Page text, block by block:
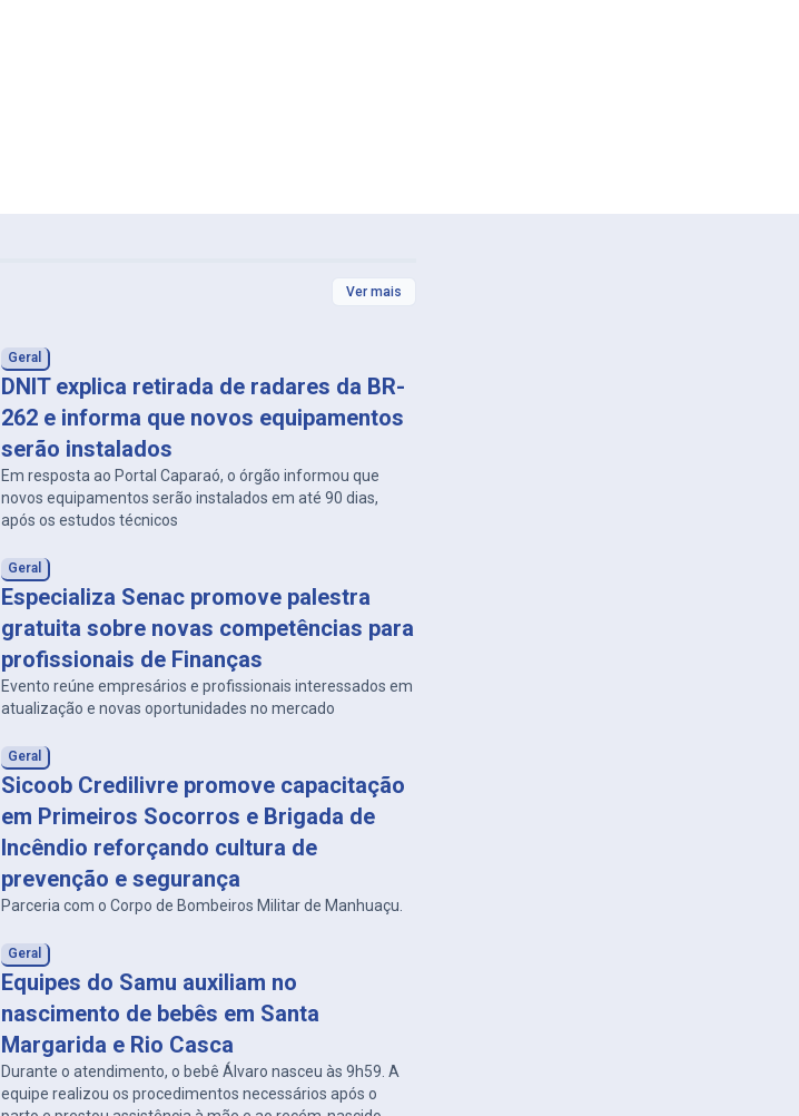
Ver mais
Geral
DNIT explica retirada de radares da BR-
262 e informa que novos equipamentos
serão instalados
Em resposta ao Portal Caparaó, o órgão informou que
novos equipamentos serão instalados em até 90 dias,
após os estudos técnicos
Geral
Especializa Senac promove palestra
gratuita sobre novas competências para
profissionais de Finanças
Evento reúne empresários e profissionais interessados em
atualização e novas oportunidades no mercado
Geral
Sicoob Credilivre promove capacitação
em Primeiros Socorros e Brigada de
Incêndio reforçando cultura de
prevenção e segurança
Parceria com o Corpo de Bombeiros Militar de Manhuaçu.
Geral
Equipes do Samu auxiliam no
nascimento de bebês em Santa
Margarida e Rio Casca
Durante o atendimento, o bebê Álvaro nasceu às 9h59. A
equipe realizou os procedimentos necessários após o